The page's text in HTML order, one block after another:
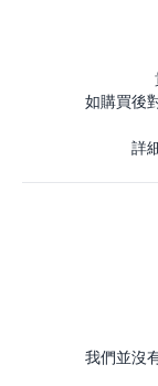
如購買後
詳
我們並沒